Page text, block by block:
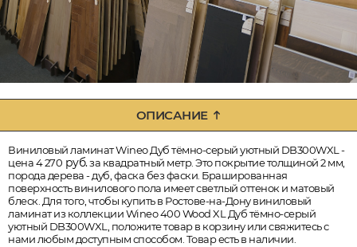
ОПИСАНИЕ
Виниловый ламинат Wineo Дуб тёмно-серый уютный DB300WXL -
цена 4 270 руб.за квадратный метр. Это покрытие толщиной 2 мм,
порода дерева - дуб, фаска без фаски. Брашированная
поверхность винилового пола имеет светлый оттенок и матовый
блеск. Для того, чтобы купить в Ростове-на-Дону виниловый
ламинат из коллекции Wineo 400 Wood XL Дуб тёмно-серый
уютный DB300WXL, положите товар в корзину или свяжитесь с
нами любым доступным способом. Товар есть в наличии.